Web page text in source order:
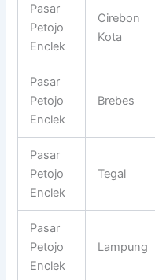
Pasar
Petojo
Enclek
Cirebon
Kota
Pasar
Petojo
Enclek
Brebes
Pasar
Petojo
Enclek
Tegal
Pasar
Petojo
Enclek
Lampung